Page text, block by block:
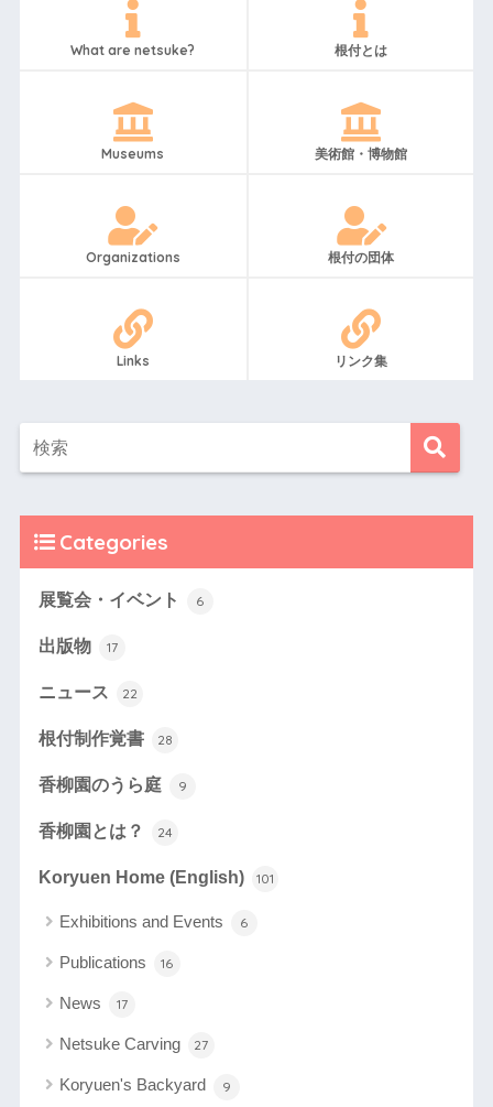
What are netsuke? 根付とは
Museums 美術館・博物館
Organizations 根付の団体
Links リンク集
Categories
展覧会・イベント 6
出版物 17
ニュース 22
根付制作覚書 28
香柳園のうら庭 9
香柳園とは？ 24
Koryuen Home (English) 101
Exhibitions and Events 6
Publications 16
News 17
Netsuke Carving 27
Koryuen's Backyard 9